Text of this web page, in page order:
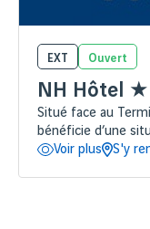
EXT Ouvert
NH Hôtel
Situé face au
bénéficie d’une
Voir plus
S'y